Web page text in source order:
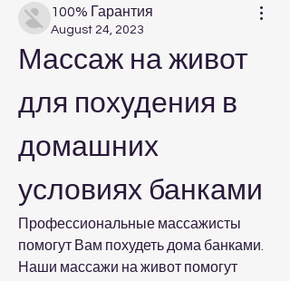
100% Гарантия
August 24, 2023
Массаж на живот
для похудения в
домашних
условиях банками
Профессиональные массажисты
помогут Вам похудеть дома банками.
Наши массажи на живот помогут